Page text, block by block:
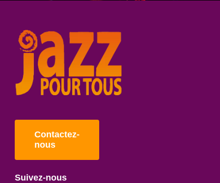
Contactez-
nous
Suivez-nous